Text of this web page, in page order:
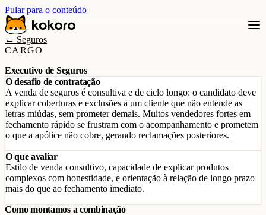
Pular para o conteúdo
← Seguros
CARGO
Executivo de Seguros
O desafio de contratação
A venda de seguros é consultiva e de ciclo longo: o candidato deve
explicar coberturas e exclusões a um cliente que não entende as
letras miúdas, sem prometer demais. Muitos vendedores fortes em
fechamento rápido se frustram com o acompanhamento e prometem
o que a apólice não cobre, gerando reclamações posteriores.
O que avaliar
Estilo de venda consultivo, capacidade de explicar produtos
complexos com honestidade, e orientação à relação de longo prazo
mais do que ao fechamento imediato.
Como montamos a combinação